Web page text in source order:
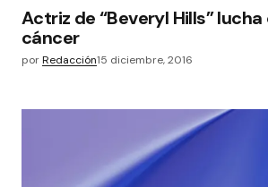
Actriz de “Beveryl Hills”
cáncer
porRedacción15 diciembre, 2016